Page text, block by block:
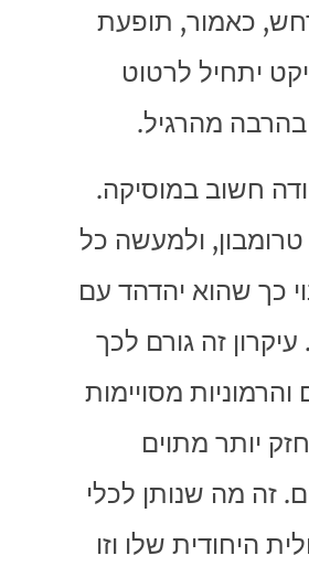
כאמור, תופעת
יתחיל לרטוט
מהרגיל.
חשוב במוסיקה.
ולמעשה כל
כך שהוא יהדהד עם
עיקרון זה גורם לכך
מסויימות
יותר מתוים
זה מה שנותן לכלי
היחודית שלו וזו